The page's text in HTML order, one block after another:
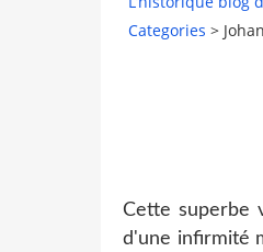
Categories >
Cette superbe
d'une infirmité